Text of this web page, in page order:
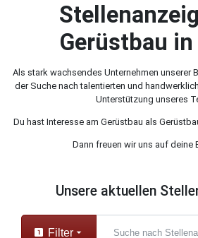
Gerüstbau in
Als stark wachsendes Unternehmen unserer
der Suche nach talentierten und
Unterstützung unseres
Du hast Interesse am Gerüstbau als
Dann freuen wir uns auf deine
Unsere aktuellen